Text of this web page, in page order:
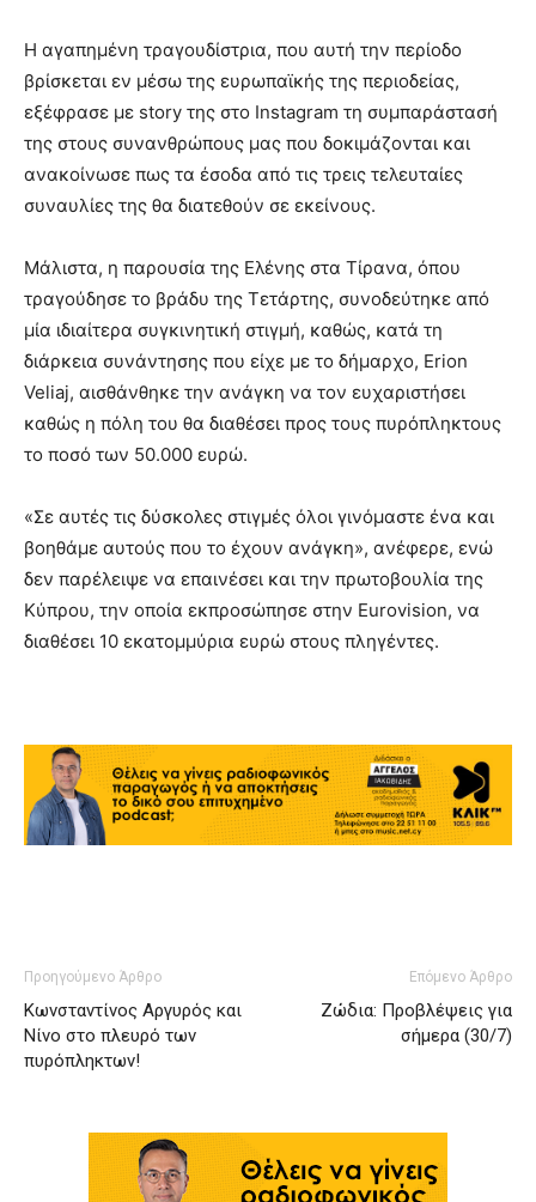
Η αγαπημένη τραγουδίστρια, που αυτή την περίοδο
βρίσκεται εν μέσω της ευρωπαϊκής της περιοδείας,
εξέφρασε με story της στο Instagram τη συμπαράστασή
της στους συνανθρώπους μας που δοκιμάζονται και
ανακοίνωσε πως τα έσοδα από τις τρεις τελευταίες
συναυλίες της θα διατεθούν σε εκείνους.
Μάλιστα, η παρουσία της Ελένης στα Τίρανα, όπου
τραγούδησε το βράδυ της Τετάρτης, συνοδεύτηκε από
μία ιδιαίτερα συγκινητική στιγμή, καθώς, κατά τη
διάρκεια συνάντησης που είχε με το δήμαρχο, Erion
Veliaj, αισθάνθηκε την ανάγκη να τον ευχαριστήσει
καθώς η πόλη του θα διαθέσει προς τους πυρόπληκτους
το ποσό των 50.000 ευρώ.
«Σε αυτές τις δύσκολες στιγμές όλοι γινόμαστε ένα και
βοηθάμε αυτούς που το έχουν ανάγκη», ανέφερε, ενώ
δεν παρέλειψε να επαινέσει και την πρωτοβουλία της
Κύπρου, την οποία εκπροσώπησε στην Eurovision, να
διαθέσει 10 εκατομμύρια ευρώ στους πληγέντες.
Προηγούμενο Άρθρο
Κωνσταντίνος Αργυρός και
Νίνο στο πλευρό των
πυρόπληκτων!
Επόμενο Άρθρο
Ζώδια: Προβλέψεις για
σήμερα (30/7)